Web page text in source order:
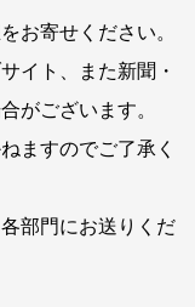
お寄せください。
イト、また新聞・
がございます。
ますのでご了承く
部門にお送りくだ